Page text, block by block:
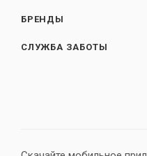
БРЕНДЫ
СЛУЖБА ЗАБОТЫ